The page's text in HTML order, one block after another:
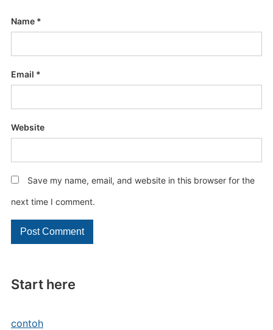
Start here
contoh
Name *
Email *
Website
Save my name, email, and website in this browser for the
next time I comment.